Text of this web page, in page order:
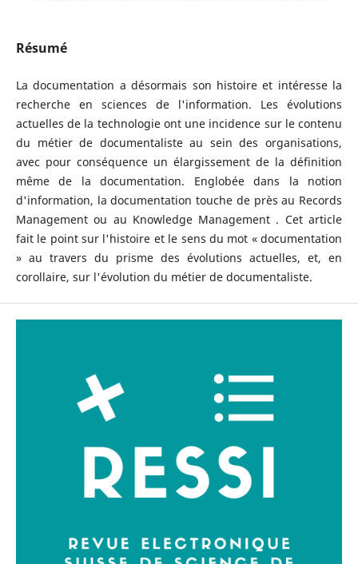
Résumé
La documentation a désormais son histoire et intéresse la
recherche en sciences de l'information. Les évolutions
actuelles de la technologie ont une incidence sur le contenu
du métier de documentaliste au sein des organisations,
avec pour conséquence un élargissement de la définition
même de la documentation. Englobée dans la notion
d'information, la documentation touche de près au Records
Management ou au Knowledge Management . Cet article
fait le point sur l'histoire et le sens du mot « documentation
» au travers du prisme des évolutions actuelles, et, en
corollaire, sur l'évolution du métier de documentaliste.